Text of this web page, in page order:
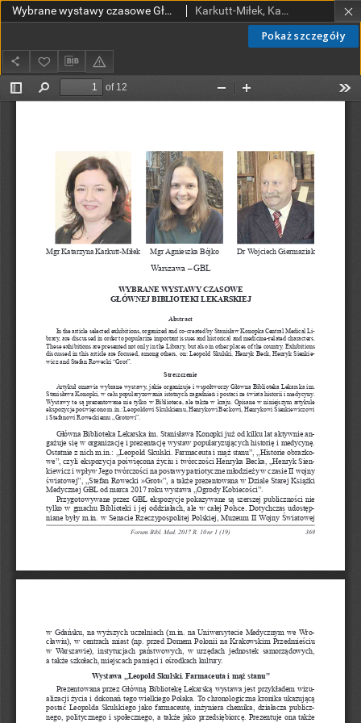
Pokaż szczegóły
Wybrane wystawy czasowe Głównej Biblioteki Lekarskiej Karkutt-Miłek, Katarzyna; Bojko, Agnieszka; Giermaziak, Wojciech